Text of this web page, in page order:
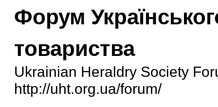
Форум
товариства
Ukrainian Heraldry Society
http://uht.org.ua/forum/